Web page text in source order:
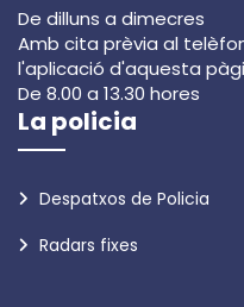
De dilluns a dimecres
Amb cita prèvia al
l'aplicació d'aquesta
De 8.00 a 13.30 hores
La policia
Despatxos de Policia
Radars fixes